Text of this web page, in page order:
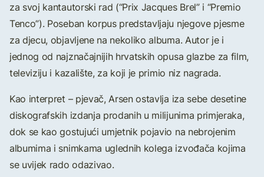
za svoj kantautorski rad (“Prix Jacques Brel” i “Premio
Tenco”). Poseban korpus predstavljaju njegove pjesme
za djecu, objavljene na nekoliko albuma. Autor je i
jednog od najznačajnijih hrvatskih opusa glazbe za film,
televiziju i kazalište, za koji je primio niz nagrada.
Kao interpret – pjevač, Arsen ostavlja iza sebe desetine
diskografskih izdanja prodanih u milijunima primjeraka,
dok se kao gostujući umjetnik pojavio na nebrojenim
albumima i snimkama uglednih kolega izvođača kojima
se uvijek rado odazivao.